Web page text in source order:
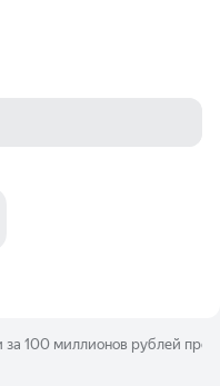
за 100 миллионов рублей